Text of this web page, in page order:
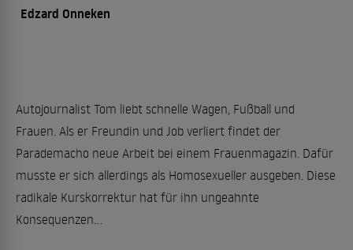
Edzard Onneken
Autojournalist Tom liebt schnelle Wagen, Fußball und
Frauen. Als er Freundin und Job verliert findet der
Parademacho neue Arbeit bei einem Frauenmagazin. Dafür
musste er sich allerdings als Homosexueller ausgeben. Diese
radikale Kurskorrektur hat für ihn ungeahnte
Konsequenzen...